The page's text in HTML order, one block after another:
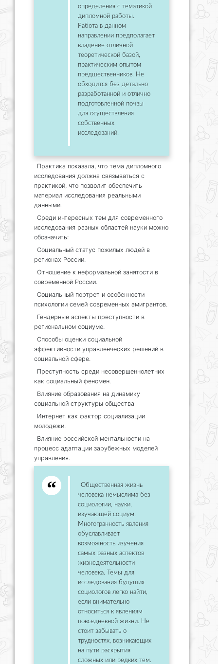
определения с тематикой
дипломной работы.
Работа в данном
направлении предполагает
владение отличной
теоретической базой,
практическим опытом
предшественников. Не
обходится без детально
разработанной и отлично
подготовленной почвы
для осуществления
собственных
исследований.
Практика показала, что тема дипломного
исследования должна связываться с
практикой, что позволит обеспечить
материал исследования реальными
данными.
Среди интересных тем для современного
исследования разных областей науки можно
обозначить:
Социальный статус пожилых людей в
регионах России.
Отношение к неформальной занятости в
современной России.
Социальный портрет и особенности
психологии семей современных эмигрантов.
Гендерные аспекты преступности в
региональном социуме.
Способы оценки социальной
эффективности управленческих решений в
социальной сфере.
Преступность среди несовершеннолетних
как социальный феномен.
Влияние образования на динамику
социальной структуры общества
Интернет как фактор социализации
молодежи.
Влияние российской ментальности на
процесс адаптации зарубежных моделей
управления.
Общественная жизнь
человека немыслима без
социологии, науки,
изучающей социум.
Многогранность явления
обуславливает
возможность изучения
самых разных аспектов
жизнедеятельности
человека. Темы для
исследования будущих
социологов легко найти,
если внимательно
относиться к явлениям
повседневной жизни. Не
стоит забывать о
трудностях, возникающих
на пути раскрытия
сложных или редких тем.